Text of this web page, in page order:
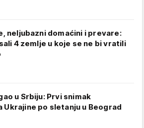
neljubazni domaćini i prevare:
4 zemlje u koje se ne bi vratili
u Srbiju: Prvi snimak
Ukrajine po sletanju u Beograd